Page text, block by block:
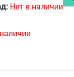
Нет в наличии